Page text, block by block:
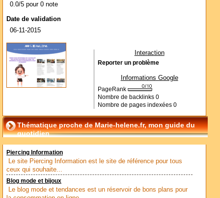
0.0/5 pour 0 note
Date de validation
06-11-2015
Interaction
Reporter un problème
Informations Google
PageRank
Nombre de backlinks 0
Nombre de pages indexées 0
Thématique proche de Marie-helene.fr, mon guide du
quotidien
Piercing Information
Le site Piercing Information est le site de référence pour tous
ceux qui souhaite...
Blog mode et bijoux
Le blog mode et tendances est un réservoir de bons plans pour